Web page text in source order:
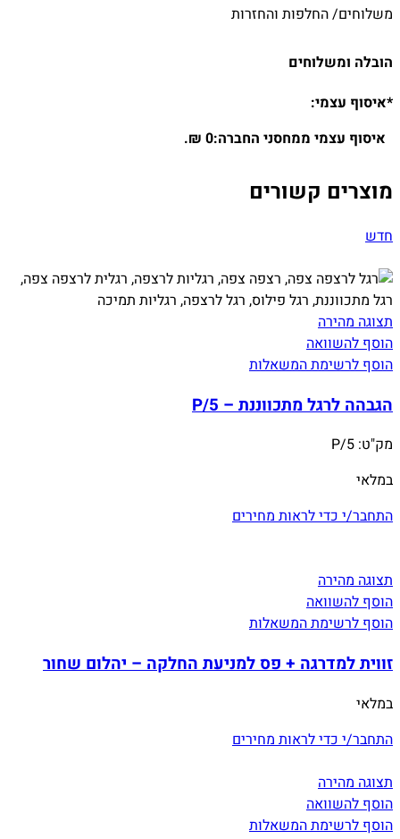
משלוחים/ החלפות והחזרות
הובלה ומשלוחים
*איסוף עצמי:
איסוף עצמי ממחסני החברה:0 ₪.
מוצרים קשורים
חדש
תצוגה מהירה
הוסף להשוואה
הוסף לרשימת המשאלות
הגבהה לרגל מתכווננת – P/5
מק"ט: P/5
במלאי
התחבר/י כדי לראות מחירים
תצוגה מהירה
הוסף להשוואה
הוסף לרשימת המשאלות
זווית למדרגה + פס למניעת החלקה – יהלום שחור
במלאי
התחבר/י כדי לראות מחירים
תצוגה מהירה
הוסף להשוואה
הוסף לרשימת המשאלות